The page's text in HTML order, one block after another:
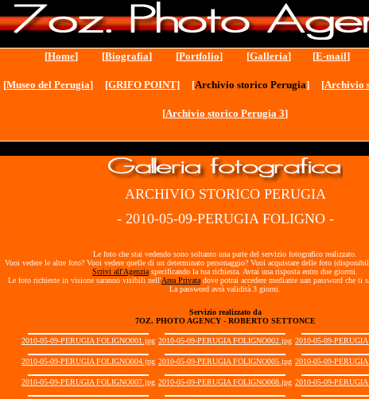
[Home] [Biografia] [Portfolio] [Galleria] [E-mail]
[Museo del Perugia] [GRIFO POINT] [Archivio storico Perugia] [Archivio
[Archivio storico Perugia 3]
ARCHIVIO STORICO PERUGIA
- 2010-05-09-PERUGIA FOLIGNO -
Le foto che stai vedendo sono soltanto una parte del servizio fotografico realizzato.
Vuoi vedere le altre foto? Vuoi vedere quelle di un determinato personaggio? Vuoi acquistare delle foto
Scrivi all'Agenzia specificando la tua richiesta. Avrai una risposta entro due giorrni.
Le foto richieste in visione saranno visibili nell'Area Privata dove potrai accedere mediante uan password che ti
La password avrà validità 3 giorni.
Servizio realizzato da
7OZ. PHOTO AGENCY - ROBERTO SETTONCE
2010-05-09-PERUGIA FOLIGNO001.jpg 2010-05-09-PERUGIA FOLIGNO002.jpg 2010-05-09-
2010-05-09-PERUGIA FOLIGNO004.jpg 2010-05-09-PERUGIA FOLIGNO005.jpg 2010-05-09-
2010-05-09-PERUGIA FOLIGNO007.jpg 2010-05-09-PERUGIA FOLIGNO008.jpg 2010-05-09-